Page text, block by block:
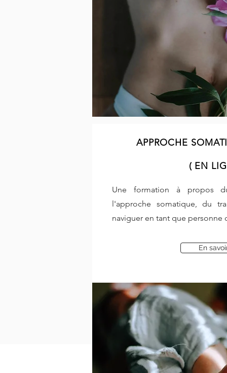
APPROCHE
( EN
Une formation à propos
l'approche somatique, du
naviguer en tant que personne
En